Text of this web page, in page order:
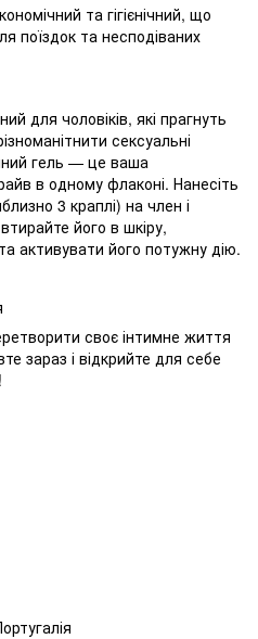
та гігієнічний, що
поїздок та несподіваних
для чоловіків, які прагнуть
сексуальні
гель — це ваша
в одному флаконі. Нанесіть
3 краплі) на член і
його в шкіру,
активувати його потужну дію.
своє інтимне життя
зараз і відкрийте для себе